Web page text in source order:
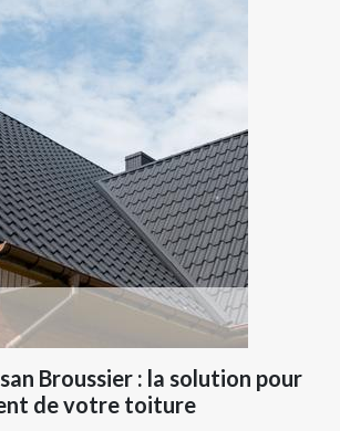
Broussier : la solution pour
de votre toiture